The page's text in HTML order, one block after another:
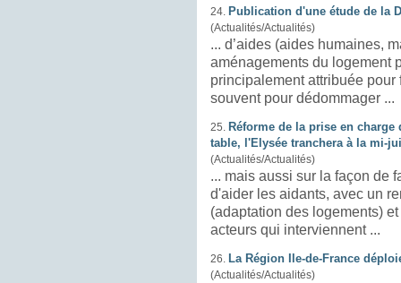
24. Publication d'une étude de la
(Actualités/Actualités)
... d’aides (aides humaines,
aménagements du logement
principalement attribuée
souvent pour dédommager ...
25.
Réforme de la prise en
table, l'Elysée tranchera à la mi-
(Actualités/Actualités)
... mais aussi sur la façon de
d'aider les aidants, avec un
(adaptation des logements)
acteurs qui interviennent ...
26. La Région Ile-de-France
(Actualités/Actualités)